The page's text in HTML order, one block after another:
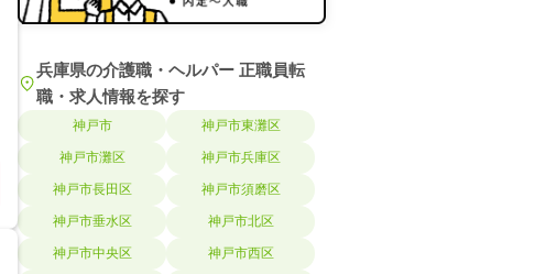
兵庫県の介護職・ヘルパー 正職員転
職・求人情報を探す
神戸市 神戸市東灘区
神戸市灘区 神戸市兵庫区
神戸市長田区 神戸市須磨区
神戸市垂水区 神戸市北区
神戸市中央区 神戸市西区